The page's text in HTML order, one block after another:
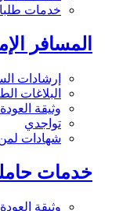
خدمات
المسافر
إرشادات
البلاغات
وثيقة العودة
تواجدي
شهادات لمن
خدمات
وثيقة العودة